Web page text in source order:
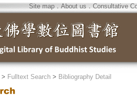
Site map．About us ． Consultative
> Fulltext Search > Bibliography Detail